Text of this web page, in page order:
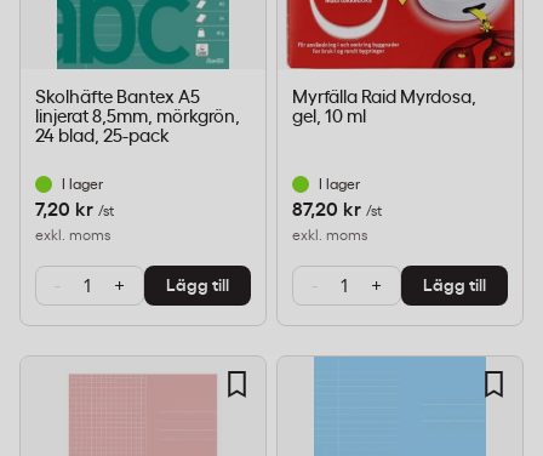
Skolhäfte Bantex A5
linjerat 8,5mm, mörkgrön,
24 blad, 25-pack
I lager
7,20 kr /st
exkl. moms
- + Lägg till
Myrfälla Raid Myrdosa,
gel, 10 ml
I lager
87,20 kr /st
exkl. moms
- + Lägg till